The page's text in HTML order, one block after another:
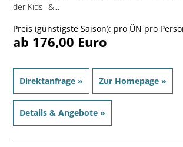
der Kids- &...
Preis (günstigste Saison): pro ÜN pro
ab 176,00 Euro
Direktanfrage » Zur Homepage »
Details & Angebote »